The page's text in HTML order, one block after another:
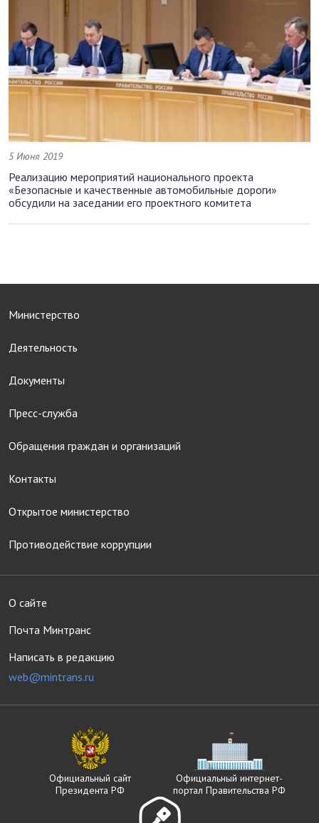
5 Июня 2019
Реализацию мероприятий национального проекта
«Безопасные и качественные автомобильные дороги»
обсудили на заседании его проектного комитета
Министерство
Деятельность
Документы
Пресс-служба
Обращения граждан и организаций
Контакты
Открытое министерство
Противодействие коррупции
О сайте
Почта Минтранс
Написать в редакцию
web@mintrans.ru
Официальный сайт
Президента РФ
Официальный интернет-
портал Правительства РФ